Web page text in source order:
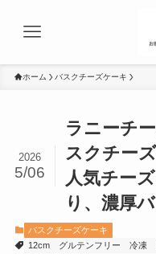
ホーム バスクチーズケーキ
ラニーチ
スクチー
人気チー
り、濃厚
2026
5/06
バスクチーズケーキ
12cm
グルテンフリー 冷凍